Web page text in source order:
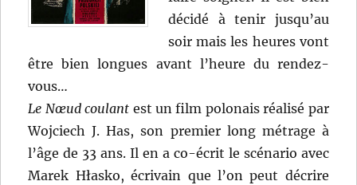
décidé à tenir jusqu’au
soir mais les heures vont
être bien longues avant l’heure du rendez-
vous…
Le Nœud coulant est un film polonais réalisé par
Wojciech J. Has, son premier long métrage à
l’âge de 33 ans. Il en a co-écrit le scénario avec
Marek Hłasko, écrivain que l’on peut décrire